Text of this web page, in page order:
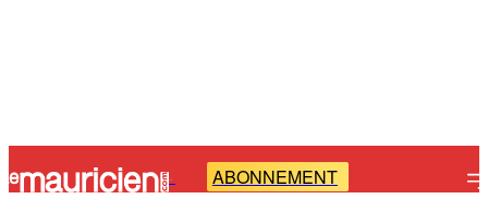
- ABONNEMENT